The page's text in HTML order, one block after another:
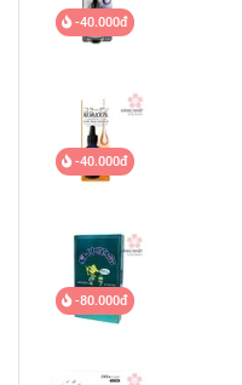
-40.000đ
-40.000đ
-80.000đ